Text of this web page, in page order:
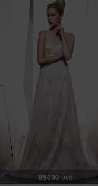
85000 руб.